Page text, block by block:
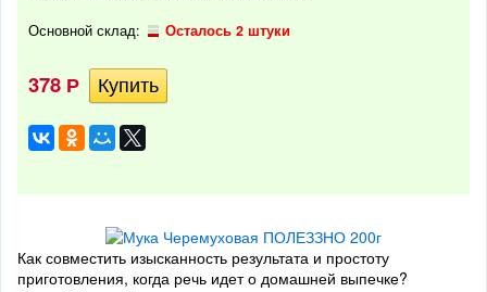
Основной склад: Осталось 2 штуки
378 Р
Как совместить изысканность результата и простоту
приготовления, когда речь идет о домашней выпечке?